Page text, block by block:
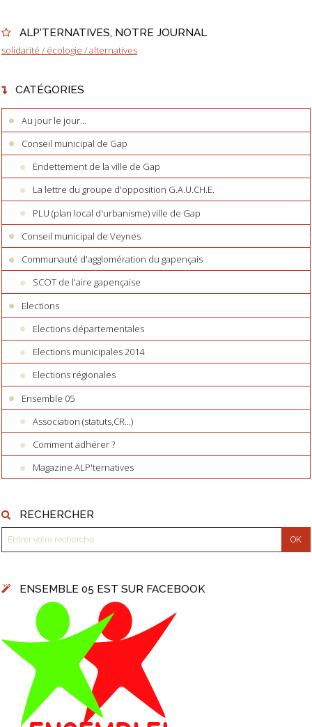
ALP'TERNATIVES, NOTRE JOURNAL
solidarité / écologie / alternatives
CATÉGORIES
Au jour le jour...
Conseil municipal de Gap
Endettement de la ville de Gap
La lettre du groupe d'opposition G.A.U.CH.E.
PLU (plan local d'urbanisme) ville de Gap
Conseil municipal de Veynes
Communauté d'agglomération du gapençais
SCOT de l'aire gapençaise
Elections
Elections départementales
Elections municipales 2014
Elections régionales
Ensemble 05
Association (statuts,CR...)
Comment adhérer ?
Magazine ALP'ternatives
RECHERCHER
ENSEMBLE 05 EST SUR FACEBOOK